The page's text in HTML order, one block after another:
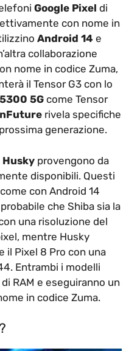
Google Pixel di
con nome in
Android 14 e
collaborazione
nome in codice Zuma,
il Tensor G3 con lo
5G come Tensor
rivela specifiche
generazione.
Husky provengono da
disponibili. Questi
con Android 14
probabile che Shiba sia la
una risoluzione del
mentre Husky
il Pixel 8 Pro con una
Entrambi i modelli
RAM e eseguiranno un
in codice Zuma.